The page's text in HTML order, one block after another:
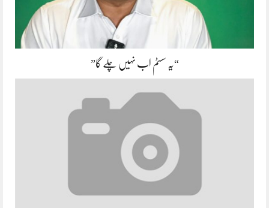
“یہ سسٹم اب نہیں چلے گا”